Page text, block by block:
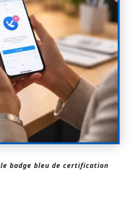
badge bleu de certification